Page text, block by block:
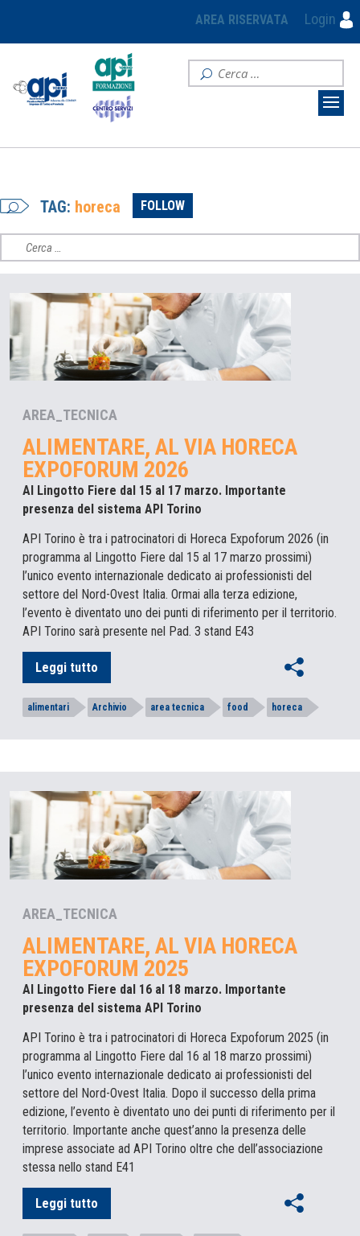
AREA RISERVATA Login
TAG: horeca FOLLOW
AREA_TECNICA
ALIMENTARE, AL VIA HORECA
EXPOFORUM 2026
Al Lingotto Fiere dal 15 al 17 marzo. Importante
presenza del sistema API Torino
API Torino è tra i patrocinatori di Horeca Expoforum 2026 (in
programma al Lingotto Fiere dal 15 al 17 marzo prossimi)
l’unico evento internazionale dedicato ai professionisti del
settore del Nord-Ovest Italia. Ormai alla terza edizione,
l’evento è diventato uno dei punti di riferimento per il territorio.
API Torino sarà presente nel Pad. 3 stand E43
Leggi tutto
alimentari Archivio area tecnica food horeca
AREA_TECNICA
ALIMENTARE, AL VIA HORECA
EXPOFORUM 2025
Al Lingotto Fiere dal 16 al 18 marzo. Importante
presenza del sistema API Torino
API Torino è tra i patrocinatori di Horeca Expoforum 2025 (in
programma al Lingotto Fiere dal 16 al 18 marzo prossimi)
l’unico evento internazionale dedicato ai professionisti del
settore del Nord-Ovest Italia. Dopo il successo della prima
edizione, l’evento è diventato uno dei punti di riferimento per il
territorio. Importante anche quest’anno la presenza delle
imprese associate ad API Torino oltre che dell’associazione
stessa nello stand E41
Leggi tutto